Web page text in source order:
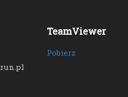
TeamViewer
Pobierz